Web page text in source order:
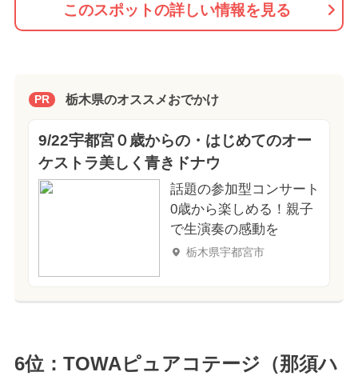
このスポットの詳しい情報を見る
PR 栃木県のオススメおでかけ
9/22宇都宮０歳からの・はじめてのオー
ケストラ美しく青きドナウ
話題の参加型コンサート
0歳から楽しめる！親子
で生演奏の感動を
栃木県宇都宮市
6位：TOWAピュアコテージ（那須ハ